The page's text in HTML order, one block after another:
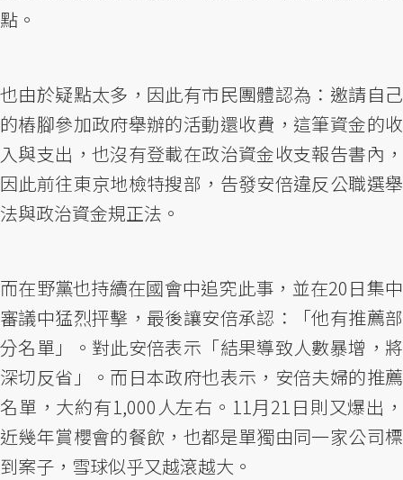
點。
也由於疑點太多，因此有市民團體認為：邀請自己
的樁腳參加政府舉辦的活動還收費，這筆資金的收
入與支出，也沒有登載在政治資金收支報告書內，
因此前往東京地檢特搜部，告發安倍違反公職選舉
法與政治資金規正法。
而在野黨也持續在國會中追究此事，並在20日集中
審議中猛烈抨擊，最後讓安倍承認：「他有推薦部
分名單」。對此安倍表示「結果導致人數暴增，將
深切反省」。而日本政府也表示，安倍夫婦的推薦
名單，大約有1,000人左右。11月21日則又爆出，
近幾年賞櫻會的餐飲，也都是單獨由同一家公司標
到案子，雪球似乎又越滾越大。